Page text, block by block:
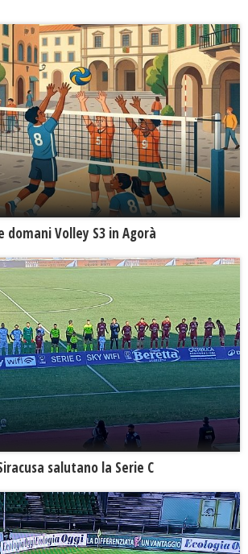
domani Volley S3 in Agorà
salutano la Serie C